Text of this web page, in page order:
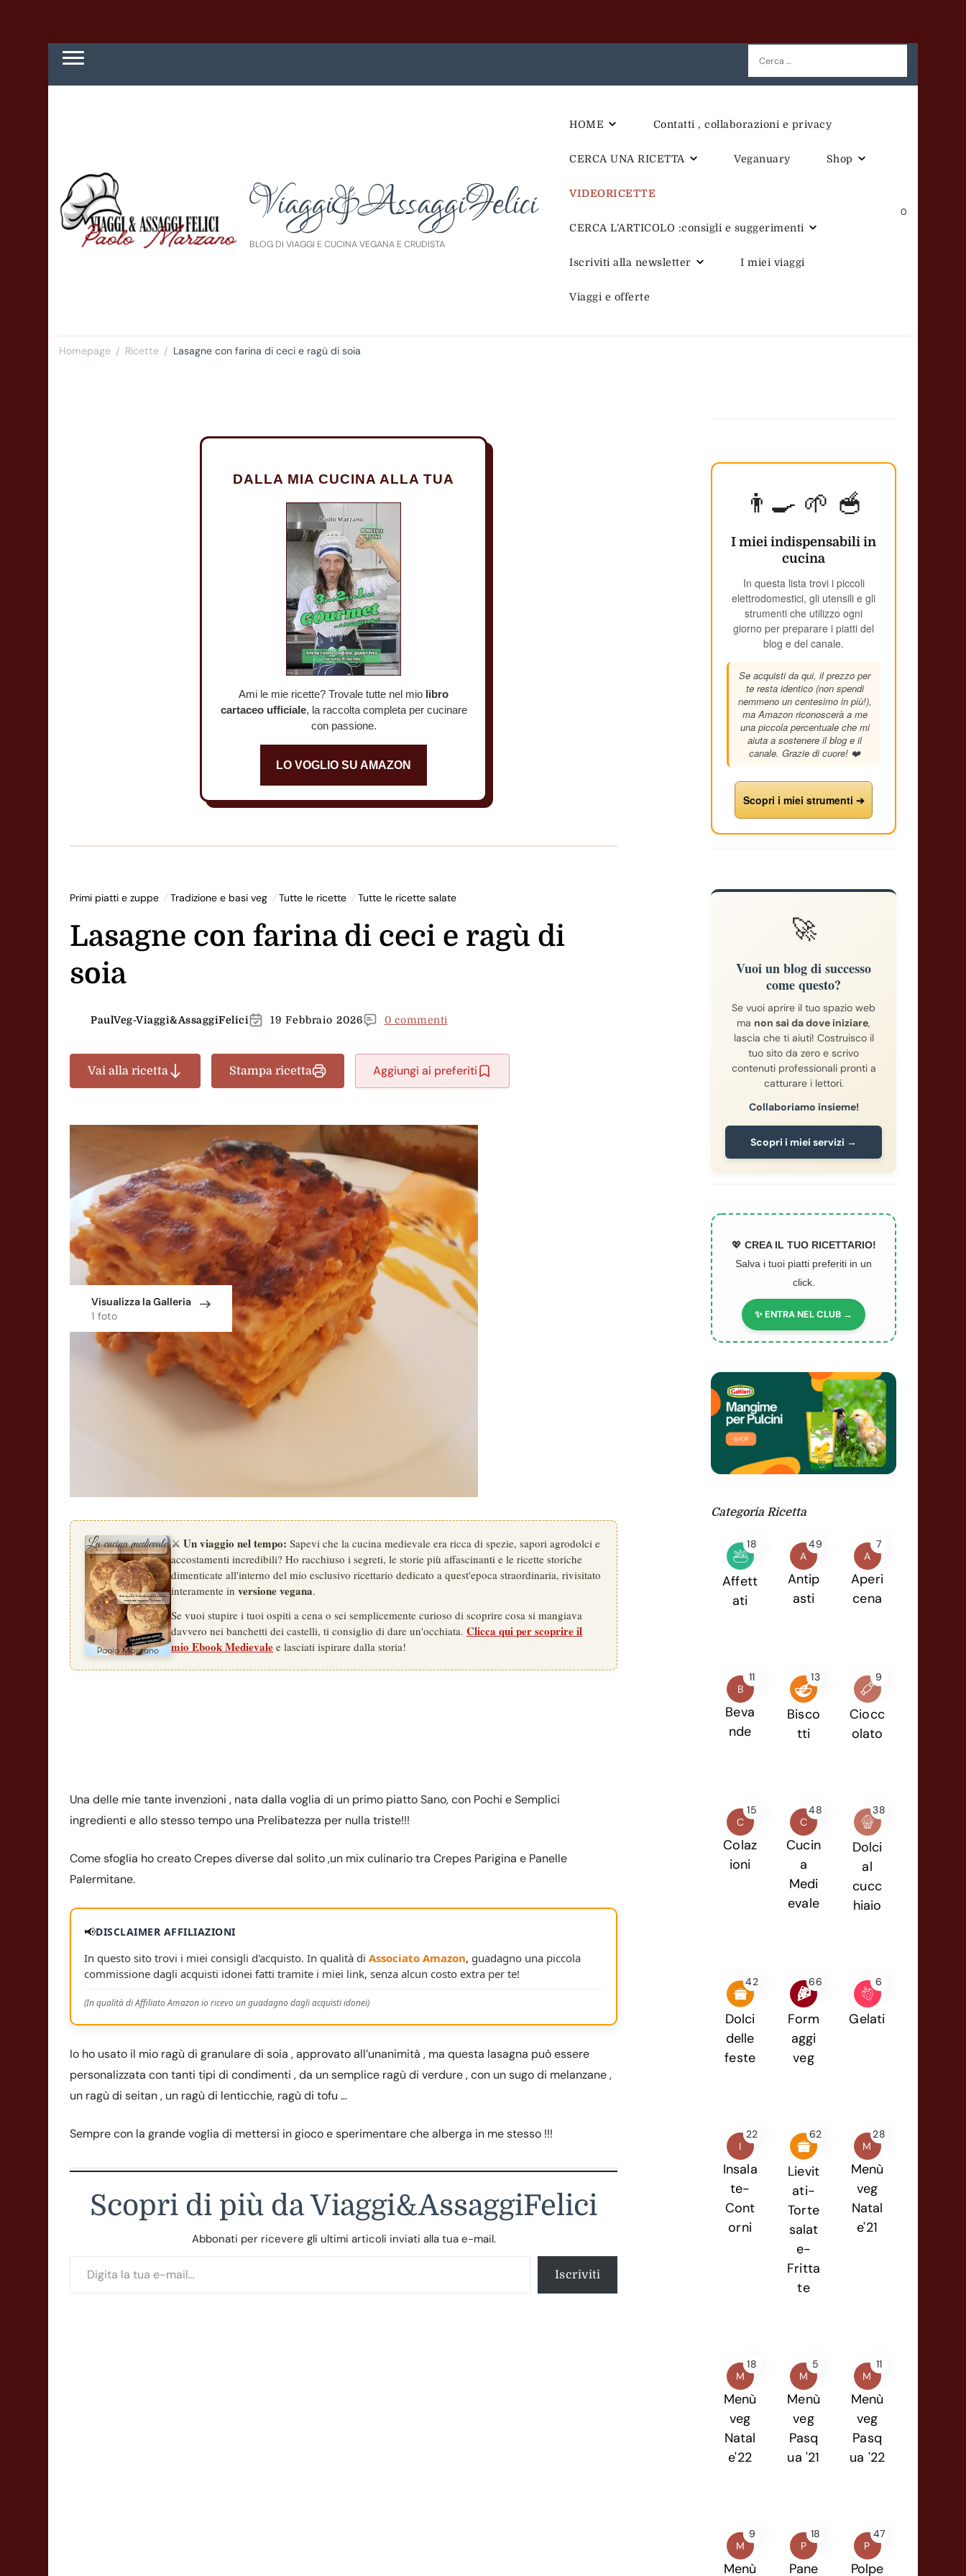
Ricerca
per:
Viaggi&AssaggiFelici
BLOG DI VIAGGI E CUCINA VEGANA E CRUDISTA
HOME Contatti , collaborazioni e privacy
CERCA UNA RICETTA Veganuary Shop
VIDEORICETTE
CERCA L’ARTICOLO :consigli e suggerimenti
Iscriviti alla newsletter I miei viaggi
Viaggi e offerte
0
Homepage / Ricette / Lasagne con farina di ceci e ragù di soia
DALLA MIA CUCINA ALLA TUA
Ami le mie ricette? Trovale tutte nel mio libro
cartaceo ufficiale, la raccolta completa per cucinare
con passione.
LO VOGLIO SU AMAZON
Primi piatti e zuppe Tradizione e basi veg Tutte le ricette Tutte le ricette salate
Lasagne con farina di ceci e ragù di
soia
PaulVeg-Viaggi&AssaggiFelici 19 Febbraio 2026 0 commenti
Vai alla ricetta Stampa ricetta Aggiungi ai preferiti
Visualizza la Galleria
1 foto
⚔️Un viaggio nel tempo: Sapevi che la cucina medievale era ricca di spezie, sapori agrodolci e
accostamenti incredibili? Ho racchiuso i segreti, le storie più affascinanti e le ricette storiche
dimenticate all'interno del mio esclusivo ricettario dedicato a quest'epoca straordinaria, rivisitato
interamente inversione vegana.
Se vuoi stupire i tuoi ospiti a cena o sei semplicemente curioso di scoprire cosa si mangiava
davvero nei banchetti dei castelli, ti consiglio di dare un'occhiata.Clicca qui per scoprire il
mio Ebook Medievale e lasciati ispirare dalla storia!
Una delle mie tante invenzioni , nata dalla voglia di un primo piatto Sano, con Pochi e Semplici
ingredienti e allo stesso tempo una Prelibatezza per nulla triste!!!
Come sfoglia ho creato Crepes diverse dal solito ,un mix culinario tra Crepes Parigina e Panelle
Palermitane.
📢DISCLAIMER AFFILIAZIONI
In questo sito trovi i miei consigli d'acquisto. In qualità diAssociato Amazon, guadagno una piccola
commissione dagli acquisti idonei fatti tramite i miei link, senza alcun costo extra per te!
(In qualità di Affiliato Amazon io ricevo un guadagno dagli acquisti idonei)
Io ho usato il mio ragù di granulare di soia , approvato all’unanimità , ma questa lasagna può essere
personalizzata con tanti tipi di condimenti , da un semplice ragù di verdure , con un sugo di melanzane ,
un ragù di seitan , un ragù di lenticchie, ragù di tofu …
Sempre con la grande voglia di mettersi in gioco e sperimentare che alberga in me stesso !!!
Scopri di più da Viaggi&AssaggiFelici
Abbonati per ricevere gli ultimi articoli inviati alla tua e-mail.
Iscriviti
👨‍🍳 🌱 🥣
I miei indispensabili in
cucina
In questa lista trovi i piccoli
elettrodomestici, gli utensili e gli
strumenti che utilizzo ogni
giorno per preparare i piatti del
blog e del canale.
Se acquisti da qui, il prezzo per
te resta identico (non spendi
nemmeno un centesimo in più!),
ma Amazon riconoscerà a me
una piccola percentuale che mi
aiuta a sostenere il blog e il
canale. Grazie di cuore! ❤️
Scopri i miei strumenti ➔
🚀
Vuoi un blog di successo
come questo?
Se vuoi aprire il tuo spazio web
ma non sai da dove iniziare,
lascia che ti aiuti! Costruisco il
tuo sito da zero e scrivo
contenuti professionali pronti a
catturare i lettori.
Collaboriamo insieme!
Scopri i miei servizi →
💖 CREA IL TUO RICETTARIO!
Salva i tuoi piatti preferiti in un
click.
✨ ENTRA NEL CLUB →
Categoria Ricetta
18
Affett
ati
A
49
Antip
asti
A
7
Aperi
cena
B
11
Beva
nde
13
Bisco
tti
9
Ciocc
olato
C
15
Colaz
ioni
C
48
Cucin
a
Medi
evale
38
Dolci
al
cucc
hiaio
42
Dolci
delle
feste
66
Form
aggi
veg
6
Gelati
I
22
Insala
te-
Cont
orni
62
Lievit
ati-
Torte
salat
e-
Fritta
te
M
28
Menù
veg
Natal
e'21
M
18
Menù
veg
Natal
e'22
M
5
Menù
veg
Pasq
ua '21
M
11
Menù
veg
Pasq
ua '22
M
9
Menù
P
18
Pane
P
47
Polpe